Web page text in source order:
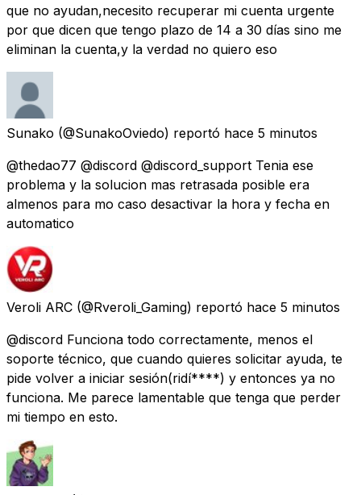
que no ayudan,necesito recuperar mi cuenta urgente
por que dicen que tengo plazo de 14 a 30 días sino me
eliminan la cuenta,y la verdad no quiero eso
Sunako (@SunakoOviedo) reportó hace 5 minutos
@thedao77 @discord @discord_support Tenia ese
problema y la solucion mas retrasada posible era
almenos para mo caso desactivar la hora y fecha en
automatico
Veroli ARC (@Rveroli_Gaming) reportó hace 5 minutos
@discord Funciona todo correctamente, menos el
soporte técnico, que cuando quieres solicitar ayuda, te
pide volver a iniciar sesión(ridí****) y entonces ya no
funciona. Me parece lamentable que tenga que perder
mi tiempo en esto.